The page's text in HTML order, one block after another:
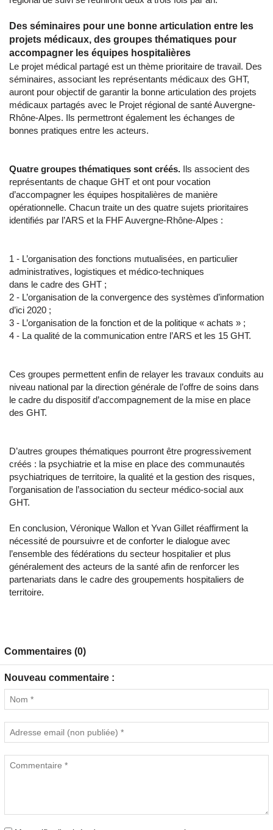
Des séminaires pour une bonne articulation entre les
projets médicaux, des groupes thématiques pour
accompagner les équipes hospitalières
Le projet médical partagé est un thème prioritaire de travail. Des
séminaires, associant les représentants médicaux des GHT,
auront pour objectif de garantir la bonne articulation des projets
médicaux partagés avec le Projet régional de santé Auvergne-
Rhône-Alpes. Ils permettront également les échanges de
bonnes pratiques entre les acteurs.
Quatre groupes thématiques sont créés. Ils associent des
représentants de chaque GHT et ont pour vocation
d’accompagner les équipes hospitalières de manière
opérationnelle. Chacun traite un des quatre sujets prioritaires
identifiés par l’ARS et la FHF Auvergne-Rhône-Alpes :
1 - L’organisation des fonctions mutualisées, en particulier
administratives, logistiques et médico-techniques
dans le cadre des GHT ;
2 - L’organisation de la convergence des systèmes d’information
d’ici 2020 ;
3 - L’organisation de la fonction et de la politique « achats » ;
4 - La qualité de la communication entre l’ARS et les 15 GHT.
Ces groupes permettent enfin de relayer les travaux conduits au
niveau national par la direction générale de l’offre de soins dans
le cadre du dispositif d’accompagnement de la mise en place
des GHT.
D’autres groupes thématiques pourront être progressivement
créés : la psychiatrie et la mise en place des communautés
psychiatriques de territoire, la qualité et la gestion des risques,
l’organisation de l’association du secteur médico-social aux
GHT.
En conclusion, Véronique Wallon et Yvan Gillet réaffirment la
nécessité de poursuivre et de conforter le dialogue avec
l’ensemble des fédérations du secteur hospitalier et plus
généralement des acteurs de la santé afin de renforcer les
partenariats dans le cadre des groupements hospitaliers de
territoire.
Commentaires (0)
Nouveau commentaire :